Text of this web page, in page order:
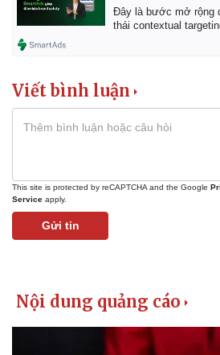
Đây là bước mở rộng
thái contextual
Viết bình luận
This site is protected by reCAPTCHA and the Google
Service apply.
Gửi tin